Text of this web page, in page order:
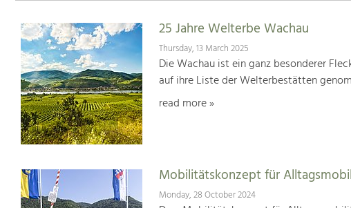
25 Jahre Welterbe Wachau
Thursday, 13 March 2025
Die Wachau ist ein ganz besonderer
auf ihre Liste der Welterbestätten
read more »
Mobilitätskonzept für
Monday, 28 October 2024